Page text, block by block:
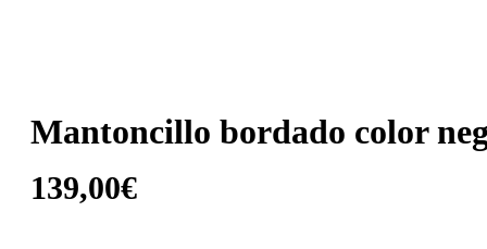
Mantoncillo bordado color
139,00€